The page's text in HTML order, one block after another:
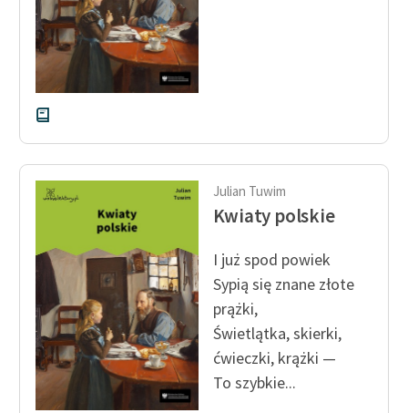
Zasady wykorzystania
Wolnych Lektur
Logotypy
Materiały promocyjne
Polityka prywatności
Regulamin biblioteki
Dane fundacji i
sprawozdania finansowe
Regulamin darowizn
Informacja o treściach
wrażliwych
Deklaracja dostępności
Julian Tuwim
Kwiaty polskie
I już spod powiek
Sypią się znane złote
prążki,
Świetlątka, skierki,
ćwieczki, krążki —
To szybkie...